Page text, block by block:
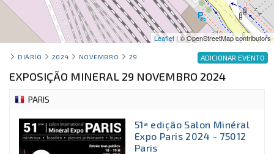
Leaflet | © OpenStreetMap contributors
ADICIONAR EVENTO
DIÁRIO 2024 NOVEMBRO 29
EXPOSIÇÃO MINERAL 29 NOVEMBRO 2024
PARIS
51ª edição Salon Minéral
Expo Paris 2024 - 75012
Paris